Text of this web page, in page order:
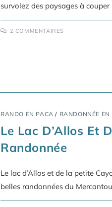
survolez des paysages à
2 COMMENTAIRES
RANDO EN PACA / RANDONNÉE EN
Le Lac D’Allos Et
Randonnée
Le lac d’Allos et de la petite
belles randonnées du